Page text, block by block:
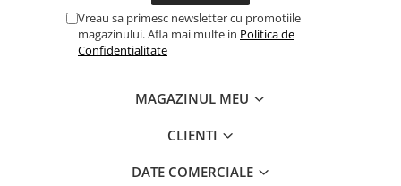
Media convertoare
Vreau sa primesc newsletter cu promotiile
magazinului. Afla mai multe in Politica de
Confidentialitate
MAGAZINUL MEU
CLIENTI
DATE COMERCIALE